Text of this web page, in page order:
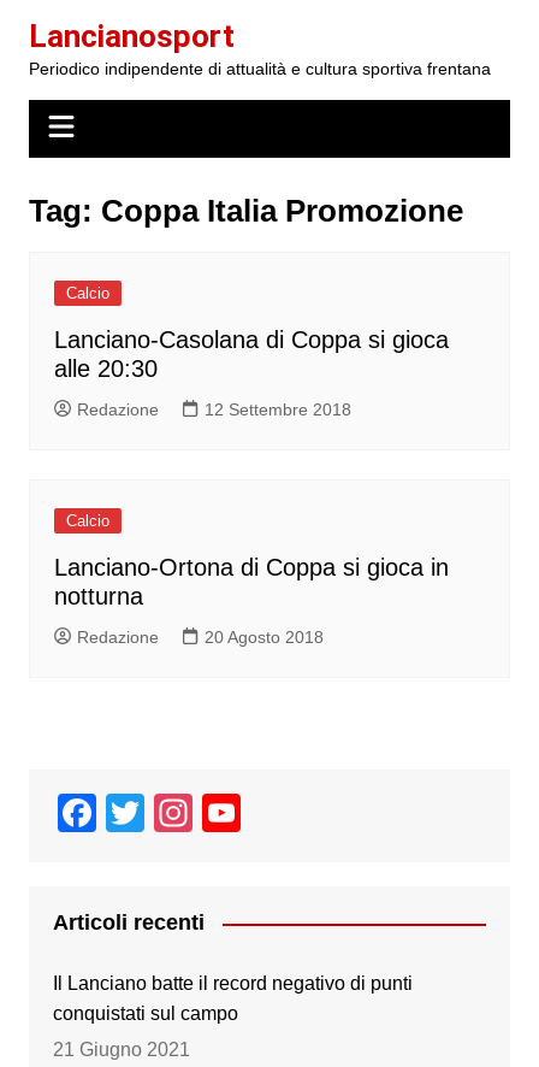
contenuto
Lancianosport
Periodico indipendente di attualità e cultura sportiva frentana
Tag: Coppa Italia Promozione
Calcio
Lanciano-Casolana di Coppa si gioca
alle 20:30
Redazione 12 Settembre 2018
Calcio
Lanciano-Ortona di Coppa si gioca in
notturna
Redazione 20 Agosto 2018
F
e
b
o
o
T
er
In
gr
a
m
T
Articoli recenti
Il Lanciano batte il record negativo di punti
conquistati sul campo
21 Giugno 2021